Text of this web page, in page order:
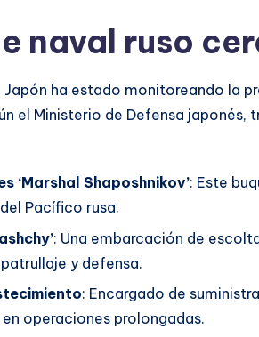
naval ruso
ha estado monitoreando la
el Ministerio de Defensa japonés,
‘Marshal Shaposhnikov’: Este
Pacífico rusa.
: Una embarcación de
y defensa.
: Encargado de
operaciones prolongadas.